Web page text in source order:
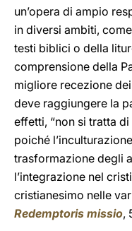
un’opera di ampio
in diversi ambiti,
testi biblici o della
comprensione della
migliore recezione
deve raggiungere la
effetti, “non si tratta
poiché
trasformazione degli
l’integrazione nel
cristianesimo nelle
Redemptoris missio,